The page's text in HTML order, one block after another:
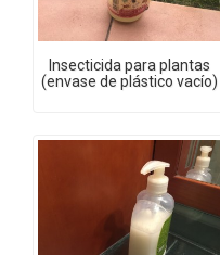
Insecticida para plantas
(envase de plástico vacío)